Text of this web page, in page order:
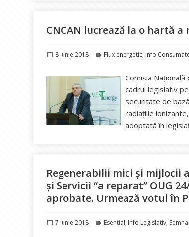
CNCAN lucrează la o hartă
Publicat
8 iunie 2018 Categorii
Flux energetic, Info
Comisia Naţională
cadrul legislativ
securitate de
radiaţiile
adoptată în
Regenerabilii mici și mijlocii
și Servicii “a reparat” OUG
aprobate. Urmează votul în
Publicat
7 iunie 2018 Categorii
Esential, Info Legislativ, Semnal